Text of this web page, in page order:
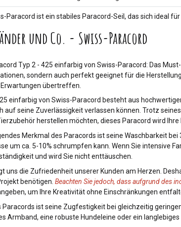
Paracord ist ein stabiles Paracord-Seil, das sich ideal
und Co. - Swiss-Paracord
Typ 2 - 425 einfarbig von Swiss-Paracord: Das
sondern auch perfekt geeignet für die
übertreffen.
einfarbig von Swiss-Paracord besteht aus
auf seine Zuverlässigkeit verlassen können. Trotz
herstellen möchten, dieses Paracord wird
Merkmal des Paracords ist seine Waschbarkeit
um ca. 5-10% schrumpfen kann. Wenn Sie intensive
und wird Sie nicht enttäuschen.
uns die Zufriedenheit unserer Kunden am Herzen.
benötigen. Beachten Sie jedoch, dass aufgrund des
um Ihre Kreativität ohne Einschränkungen
Paracords ist seine Zugfestigkeit bei gleichzeitig
Armband, eine robuste Hundeleine oder ein